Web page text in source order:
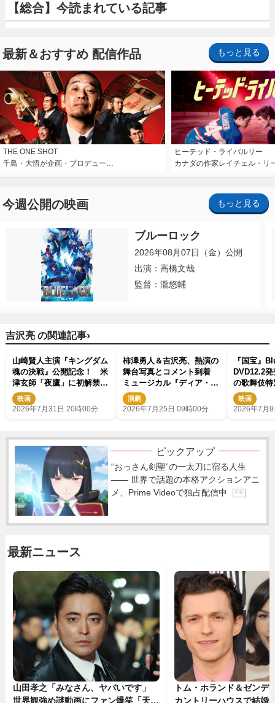
【総合】今読まれている記事
最新＆おすすめ 配信作品 もっと見る
THE ONE SHOT
千鳥・大悟が企画・プロデュー…
ヒーテッド・ライバルリー
カナダの作家レイチェル・リ
今週公開の映画 もっと見る
ブルーロック
2026年08月07日（金）公開
出演：高橋文哉
監督：瀧悠輔
吉沢亮 の関連記事›
山崎賢人主演『キングダム
魂の決戦』公開記念！ 米
津玄師「夜鷹」に初解禁の
本編映像を使用したPV到
着
映画
2026年7月31日 20時00分
柿澤勇人＆吉沢亮、熱演の
舞台写真とコメント到着
ミュージカル『ディア・エ
ヴァン・ハンセン』開幕
演劇
2026年7月25日 09時00分
『国宝』
DVD12.2
の歌舞伎
ーンなど
映画
2026年7月
ピックアップ
“おっさん剣聖”の一太刀に宿る人生
―― 世界で話題の本格アクションアニ
メ、Prime Videoで独占配信中
P R
最新ニュース
山田孝之「みなさん、ヤバいです」
世界観強め謎動画にファン爆笑「天才
トム・ホランド＆ゼンデ
カントリーハウスで結